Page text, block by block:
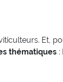
Et,
thématiques :